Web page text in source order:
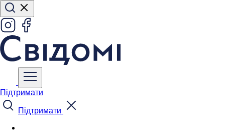
Підтримати
Підтримати